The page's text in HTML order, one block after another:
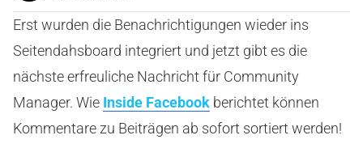
Erst wurden die Benachrichtigungen wieder ins
Seitendahsboard integriert und jetzt gibt es die
nächste erfreuliche Nachricht für Community
Manager. Wie Inside Facebook berichtet können
Kommentare zu Beiträgen ab sofort sortiert werden!